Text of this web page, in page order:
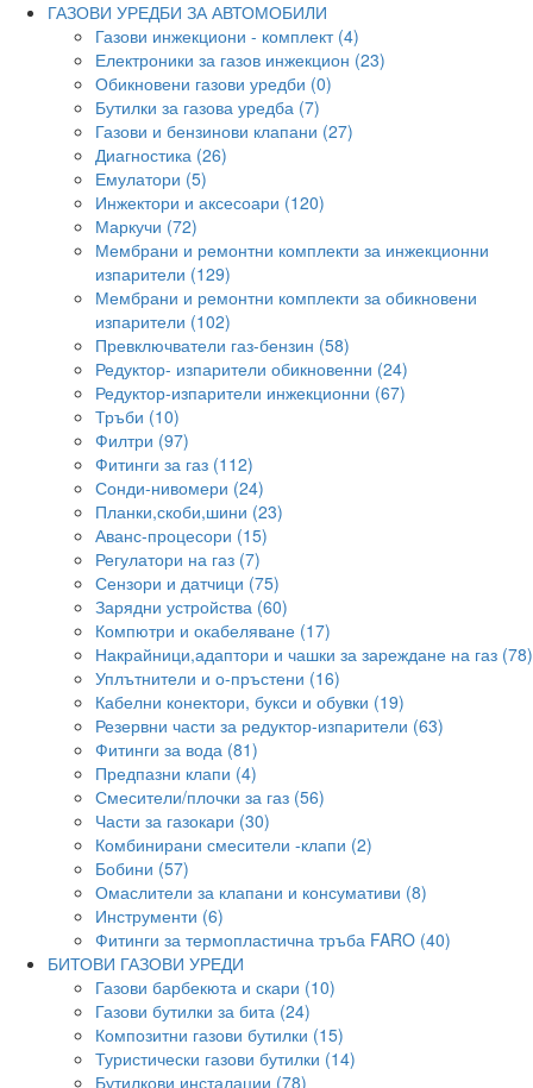
ГАЗОВИ УРЕДБИ ЗА АВТОМОБИЛИ
Газови инжекциони - комплект (4)
Електроники за газов инжекцион (23)
Обикновени газови уредби (0)
Бутилки за газова уредба (7)
Газови и бензинови клапани (27)
Диагностика (26)
Емулатори (5)
Инжектори и аксесоари (120)
Маркучи (72)
Мембрани и ремонтни комплекти за инжекционни
изпарители (129)
Мембрани и ремонтни комплекти за обикновени
изпарители (102)
Превключватели газ-бензин (58)
Редуктор- изпарители обикновенни (24)
Редуктор-изпарители инжекционни (67)
Тръби (10)
Филтри (97)
Фитинги за газ (112)
Сонди-нивомери (24)
Планки,скоби,шини (23)
Аванс-процесори (15)
Регулатори на газ (7)
Сензори и датчици (75)
Зарядни устройства (60)
Компютри и окабеляване (17)
Накрайници,адаптори и чашки за зареждане на газ (78)
Уплътнители и о-пръстени (16)
Кабелни конектори, букси и обувки (19)
Резервни части за редуктор-изпарители (63)
Фитинги за вода (81)
Предпазни клапи (4)
Смесители/плочки за газ (56)
Части за газокари (30)
Комбинирани смесители -клапи (2)
Бобини (57)
Омаслители за клапани и консумативи (8)
Инструменти (6)
Фитинги за термопластична тръба FARO (40)
БИТОВИ ГАЗОВИ УРЕДИ
Газови барбекюта и скари (10)
Газови бутилки за бита (24)
Композитни газови бутилки (15)
Туристически газови бутилки (14)
Бутилкови инсталации (78)